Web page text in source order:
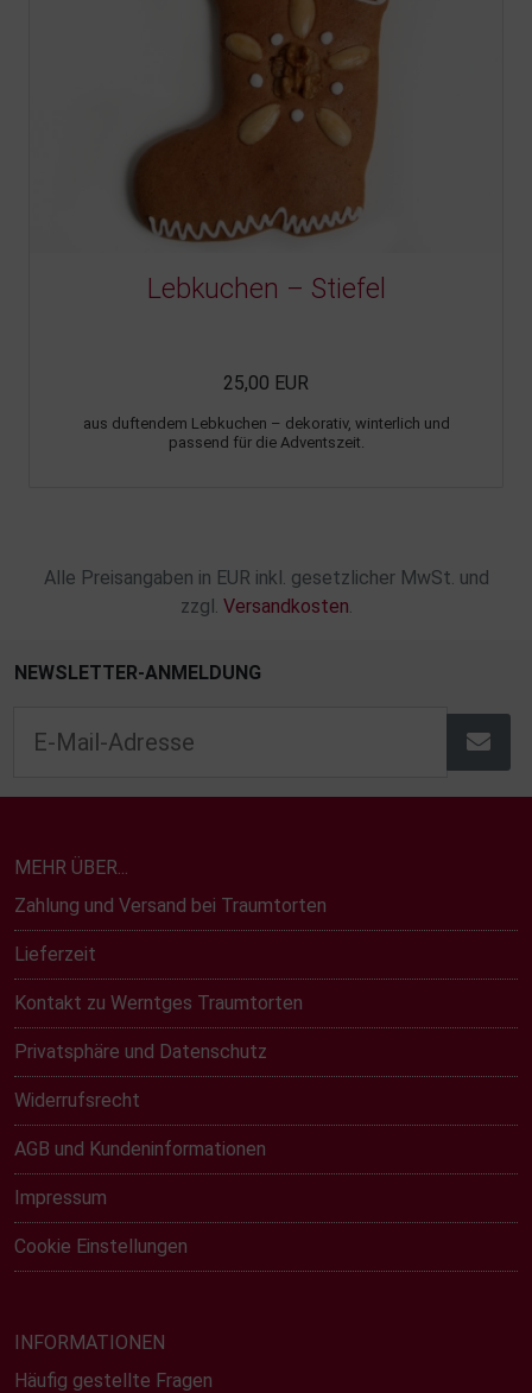
Lebkuchen – Stiefel
25,00 EUR
aus duftendem Lebkuchen – dekorativ, winterlich und
passend für die Adventszeit.
Alle Preisangaben in EUR inkl. gesetzlicher MwSt. und
zzgl. Versandkosten
NEWSLETTER-ANMELDUNG
MEHR ÜBER...
Zahlung und Versand bei Traumtorten
Lieferzeit
Kontakt zu Werntges Traumtorten
Privatsphäre und Datenschutz
Widerrufsrecht
AGB und Kundeninformationen
Impressum
Cookie Einstellungen
INFORMATIONEN
Häufig gestellte Fragen